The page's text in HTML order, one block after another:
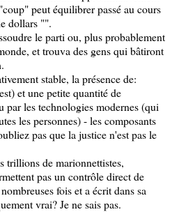
peut équilibrer passé au cours
dollars "".
le parti ou, plus probablement
et trouva des gens qui bâtiront
stable, la présence de:
et une petite quantité de
par les technologies modernes (qui
les personnes) - les composants
pas que la justice n'est pas le
de marionnettistes,
pas un contrôle direct de
fois et a écrit dans sa
vrai? Je ne sais pas.